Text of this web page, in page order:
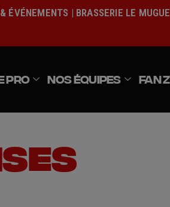
ÉVÉNEMENTS | BRASSERIE LE
PRO NOS ÉQUIPES FAN
Actualités
Fan Zone